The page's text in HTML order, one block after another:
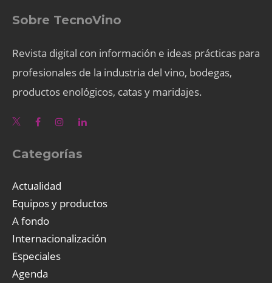
Sobre TecnoVino
Revista digital con información e ideas prácticas para
profesionales de la industria del vino, bodegas,
productos enológicos, catas y maridajes.
Categorías
Actualidad
Equipos y productos
A fondo
Internacionalización
Especiales
Agenda